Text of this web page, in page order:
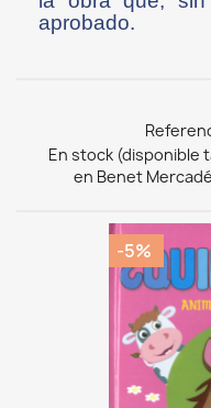
aprobado.
En stock (disponible
en Benet
-5%